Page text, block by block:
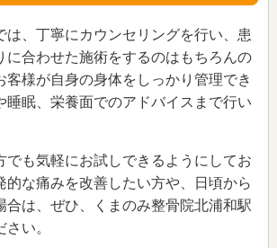
は、丁寧にカウンセリングを行い、患
に合わせた施術をするのはもちろんの
客様が自身の身体をしっかり管理でき
睡眠、栄養面でのアドバイスまで行い
でも気軽にお試しできるようにしてお
的な痛みを改善したい方や、日頃から
合は、ぜひ、くまのみ整骨院北浦和駅
い。